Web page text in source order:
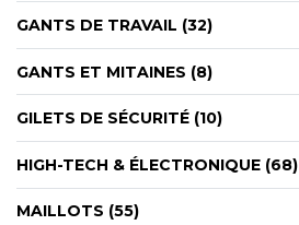
GANTS DE TRAVAIL (32)
GANTS ET MITAINES (8)
GILETS DE SÉCURITÉ (10)
HIGH-TECH & ÉLECTRONIQUE (68)
MAILLOTS (55)